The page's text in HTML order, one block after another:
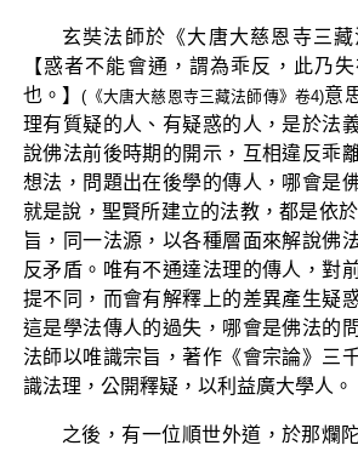
玄奘法師於《大唐大慈恩寺三藏
【惑者不能會通，謂為乖反，此乃
也。】(《大唐大慈恩寺三藏法師傳》卷4)意
理有質疑的人、有疑惑的人，是於法
說佛法前後時期的開示，互相違反乖
想法，問題出在後學的傳人，哪會是
就是說，聖賢所建立的法教，都是依
旨，同一法源，以各種層面來解說佛
反矛盾。唯有不通達法理的傳人，對
提不同，而會有解釋上的差異產生疑
這是學法傳人的過失，哪會是佛法的
法師以唯識宗旨，著作《會宗論》三
識法理，公開釋疑，以利益廣大學人。
之後，有一位順世外道，於那爛